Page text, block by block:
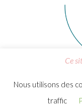
Ce
Nous utilisons des
traffic